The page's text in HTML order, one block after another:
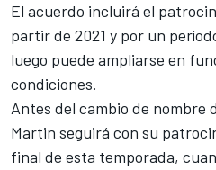
El acuerdo incluirá el
partir de 2021 y por un
luego puede ampliarse en
condiciones.
Antes del cambio de nombre
Martin seguirá con su
final de esta temporada,